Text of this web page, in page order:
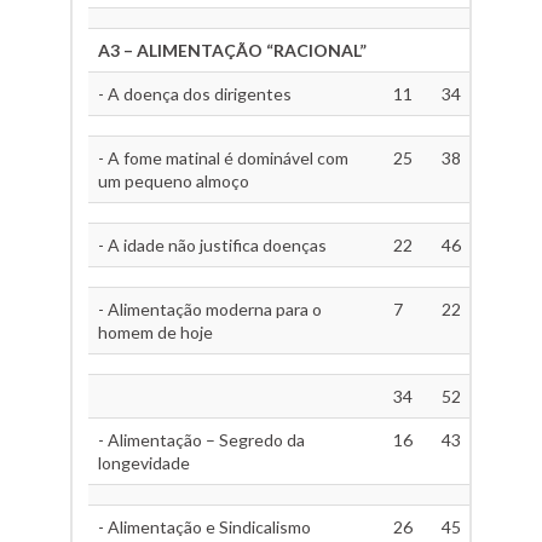
A3 – ALIMENTAÇÃO “RACIONAL”
- A doença dos dirigentes 11 34
- A fome matinal é dominável com
um pequeno almoço
25 38
- A idade não justifica doenças 22 46
- Alimentação moderna para o
homem de hoje
7 22
34 52
- Alimentação – Segredo da
longevidade
16 43
- Alimentação e Sindicalismo 26 45